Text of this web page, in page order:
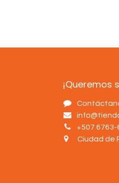
¡Queremos
+507 6763-
Ciudad de